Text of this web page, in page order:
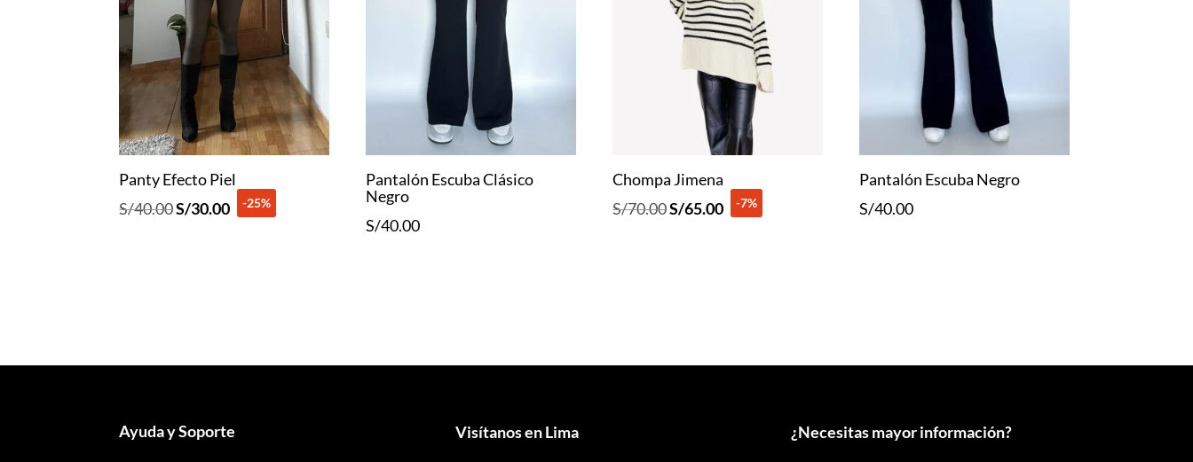
Panty Efecto Piel
S/40.00El
S/30.00El-25%
Pantalón Escuba Clásico
Negro
S/40.00
Chompa Jimena
S/70.00El
S/65.00El-7%
Pantalón Escuba Negro
S/40.00
Ayuda y Soporte Visítanos en Lima ¿Necesitas mayor información?